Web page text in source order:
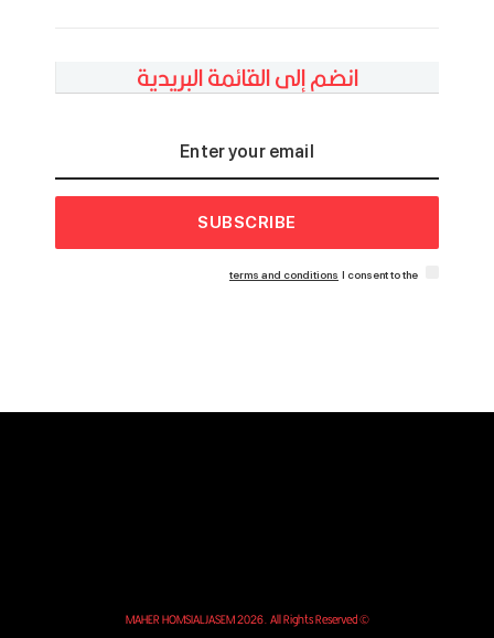
انضم إلى القائمة البريدية
SUBSCRIBE
I consent to the
terms and conditions
© MAHER HOMSIALJASEM 2026. All Rights Reserved